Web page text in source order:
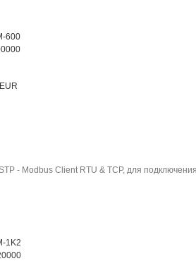
600
- Modbus Client RTU & TCP, для
1K2